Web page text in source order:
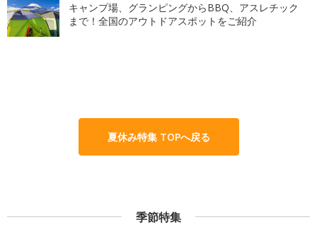
キャンプ場、グランピングからBBQ、アスレチック
まで！全国のアウトドアスポットをご紹介
夏休み特集 TOPへ戻る
季節特集